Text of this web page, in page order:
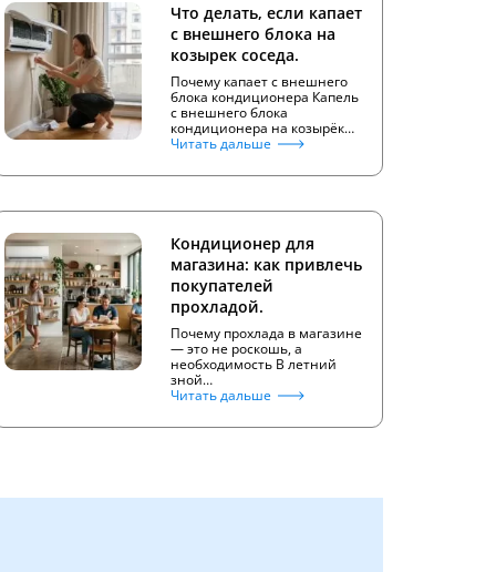
Что делать, если капает
с внешнего блока на
козырек соседа.
Почему капает с внешнего
блока кондиционера Капель
с внешнего блока
кондиционера на козырёк…
Читать дальше
Кондиционер для
магазина: как привлечь
покупателей
прохладой.
Почему прохлада в магазине
— это не роскошь, а
необходимость В летний
зной…
Читать дальше